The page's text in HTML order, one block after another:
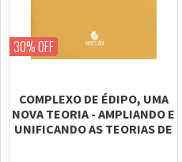
30% OFF
COMPLEXO DE ÉDIPO, UMA
NOVA TEORIA - AMPLIANDO E
UNIFICANDO AS TEORIAS DE